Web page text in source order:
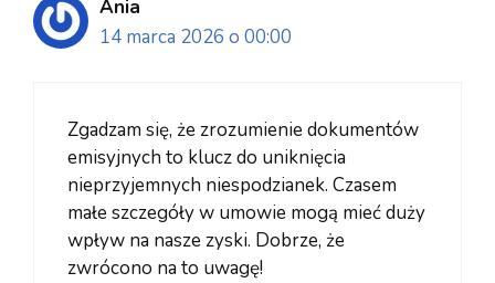
Ania
14 marca 2026 o 00:00
Zgadzam się, że zrozumienie dokumentów
emisyjnych to klucz do uniknięcia
nieprzyjemnych niespodzianek. Czasem
małe szczegóły w umowie mogą mieć duży
wpływ na nasze zyski. Dobrze, że
zwrócono na to uwagę!